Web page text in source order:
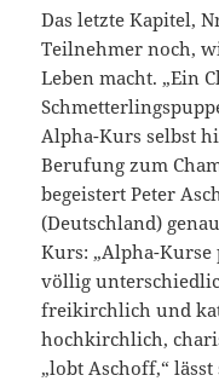
Das letzte Kapitel,
Teilnehmer noch,
Leben macht. „Ein
Alpha-Kurs selbst
Berufung zum
begeistert Peter
(Deutschland)
Kurs: „Alpha-
völlig
freikirchlich und
hochkirchlich,
„lobt Aschoff,“